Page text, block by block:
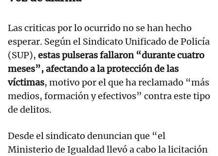
Las criticas por lo ocurrido no se han hecho
esperar. Según el Sindicato Unificado de Policía
(SUP), estas pulseras fallaron “durante cuatro
meses”, afectando a la protección de las
víctimas, motivo por el que ha reclamado “más
medios, formación y efectivos” contra este tipo
de delitos.
Desde el sindicato denuncian que “el
Ministerio de Igualdad llevó a cabo la licitación